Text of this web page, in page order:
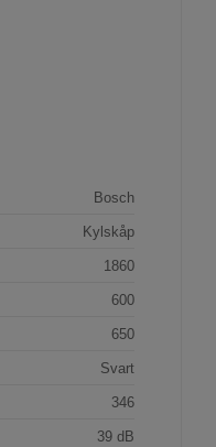
Bosch
Kylskåp
1860
600
650
Svart
346
39 dB